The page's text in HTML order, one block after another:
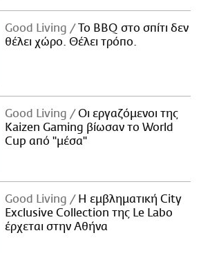
Good Living
Το BBQ στο σπίτι δεν
θέλει χώρο. Θέλει τρόπο.
Good Living
Οι εργαζόμενοι της
Kaizen Gaming βίωσαν το World
Cup από "μέσα"
Good Living
Η εμβληματική City
Exclusive Collection της Le Labo
έρχεται στην Αθήνα